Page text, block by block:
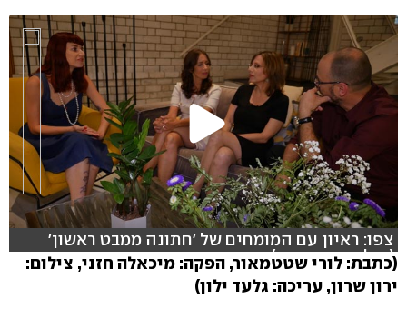
צפו: ראיון עם המומחים של 'חתונה ממבט ראשון'
(צילום: ירון שרון)
(כתבת: לורי שטטמאור, הפקה: מיכאלה חזני, צילום:
ירון שרון, עריכה: גלעד ילון)